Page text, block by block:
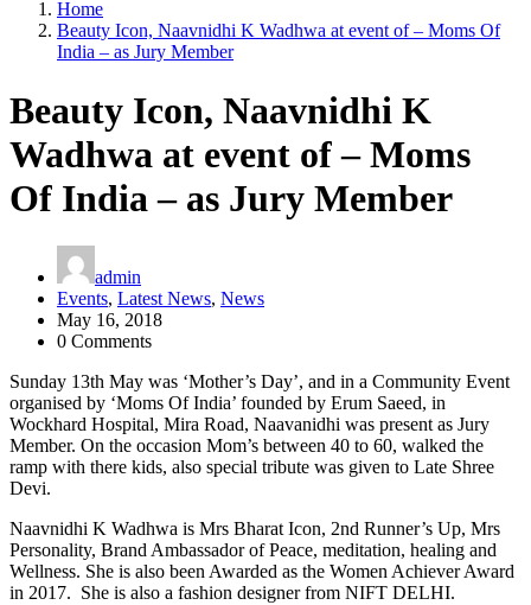
Home
Beauty Icon, Naavnidhi K Wadhwa at event of – Moms Of
India – as Jury Member
Beauty Icon, Naavnidhi K
Wadhwa at event of – Moms
Of India – as Jury Member
admin
Events, Latest News, News
May 16, 2018
0 Comments
Sunday 13th May was ‘Mother’s Day’, and in a Community Event
organised by ‘Moms Of India’ founded by Erum Saeed, in
Wockhard Hospital, Mira Road, Naavanidhi was present as Jury
Member. On the occasion Mom’s between 40 to 60, walked the
ramp with there kids, also special tribute was given to Late Shree
Devi.
Naavnidhi K Wadhwa is Mrs Bharat Icon, 2nd Runner’s Up, Mrs
Personality, Brand Ambassador of Peace, meditation, healing and
Wellness. She is also been Awarded as the Women Achiever Award
in 2017. She is also a fashion designer from NIFT DELHI.